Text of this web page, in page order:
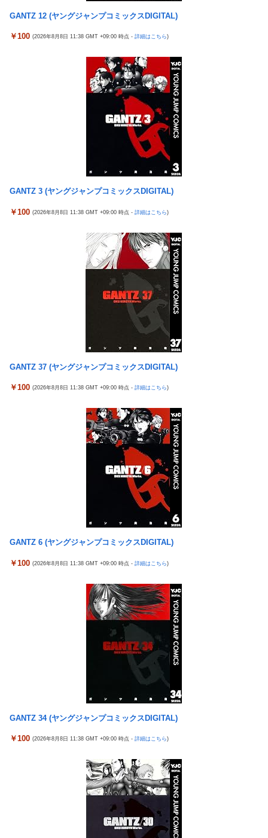
【悲報】チーター、無理矢理カメラを設置されてしょんぼり顔
佐藤二朗、橋本愛との騒動で主演映画が完全白紙へｗｗｗｗｗ
ひろゆき「出馬する気ないから話さなかった」妻「それでも不誠
実だろ」→離婚協議へｗｗｗｗｗ
【悲報】瀬戸環奈がスタイルよすぎて一般男性が隣に並ぶとチン
女芸人の吉住さん（36）メイクしたら普通に美人の部類だったと
大竹しのぶ「戦争放棄の国であり続けよう」←この投稿が話題に
「ドラクエ11」攻略感想(54/クリア後)マルティナの「しんぴのビ
よ？イケないギリギリの焦らし責めに屈し膣奥深ハメ浮気」理性
【J1第1節 名古屋×清水】清水は北川の完璧なボレーと無失点で
白星スタート！ホーム公式戦での対名古屋戦の連敗を7で止める
銀シャリ・橋本「映画館でなんでみんなポップコーン食べたいん
ですか」「一番いいときにカシャカシャ…」
隣の臭デブキング貧乏揺すり背中のけぞりキョロ厨カンスケデブ
5号機の時って、面白いA+ART機がたくさんあって楽しかったよ
なｗｗｗ
【悲報】「ビッグモーター」とかいう完全に逃げ切ったゴミクズ
【今はやってない】審判への性接待疑惑…大韓サッカー協会が声
明「現在は一切発生していない」
コメ卸大手さん、営業利益83％減 高値で買い込んだ米が売れず
「神聖なる場所です」靖国神社、境内におけるコスプレや軍装の
北朝鮮の弾道ミサイル部隊、ロシアのヴォロネジ州に展開か…北
朝鮮は本質的にウクライナと戦争状態に！
【今はやってない】審判への性接待疑惑…大韓サッカー協会が声
明「現在は一切発生していない」
【悲報】テレ東・田中瞳アナ、ロケ中の「勝手に撮影する人」に
【画像】 YouTubeコメント欄、キレッキレ
ラオウがサウザーに勝てないって信じられないんだが…
【速報】 ひろゆき、離婚ｗｗｗｗｗｗ
メトロイドプライム4 新品が2999円に…
『マリオカートワールド』はどうすればよかったのか…
ヨーロッパが中国製メガソーラーを締め出しｗｗｗ
令和「8」年「8」月「8」日の試合で「88」分に背番号「8」サン
フレッチェ広島MF川村拓夢がゴール
【画像】小島はな🌸さん、虫が寄ってきて囲まれてしまう！
かったと思っていた」
海外「日本はさすが過ぎるｗ」 日本は野生動物の喧嘩さえ可愛く
なってしまうと世界が騒然
ガキ「世界を救います」←飽きた。おっさんにしろ
野田昇吾、初の準優進出目前も「一回希望」で賞典除外
隣の臭デブキング貧乏揺すり背中のけぞりキョロ厨カンスケデブ
【悲報】「ビッグモーター」とかいう完全に逃げ切ったゴミクズ
スマスロSAO2のガラス、粉々になってしまう…役物が近いのが
ラオウがサウザーに勝てないって信じられないんだが…
メトロイドプライム4 新品が2999円に…
ヨーロッパが中国製メガソーラーを締め出しｗｗｗ
【九州名物】鶏刺し食べた医師、全身麻痺へ…「死んだほうが良
なってしまうと世界が騒然
ストロングビデ1【ふくらすずめ】
野田昇吾、初の準優進出目前も「一回希望」で賞典除外
【朗報】AKB48 ロッテとコラボ決定！！
高市政権に媚びて偏向報道まみれの産経新聞、コスト上昇に耐え
【ウマ娘】コミケで配布予定だった非公式グッズ「オグリキャッ
プタマモクロスアクリル定規」意外(?)な落とし穴により配布を撤
回することに…
白星スタート！自陣からのカウンターが決まり山本桜大が決勝ゴ
『ソニーが嫌い』←まあわかる『ソニー信者が嫌い』←まあわか
る『任天堂信者が嫌い』←まあわかる
GANTZ 12 (ヤングジャンプコミックスDIGITAL)
￥100 (2026年8月8日 11:38 GMT +09:00 時点 - 詳細はこちら)
GANTZ 3 (ヤングジャンプコミックスDIGITAL)
￥100 (2026年8月8日 11:38 GMT +09:00 時点 - 詳細はこちら)
GANTZ 37 (ヤングジャンプコミックスDIGITAL)
￥100 (2026年8月8日 11:38 GMT +09:00 時点 - 詳細はこちら)
GANTZ 6 (ヤングジャンプコミックスDIGITAL)
￥100 (2026年8月8日 11:38 GMT +09:00 時点 - 詳細はこちら)
GANTZ 34 (ヤングジャンプコミックスDIGITAL)
￥100 (2026年8月8日 11:38 GMT +09:00 時点 - 詳細はこちら)